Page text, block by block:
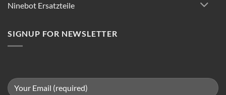
Ninebot Ersatzteile
SIGNUP FOR NEWSLETTER